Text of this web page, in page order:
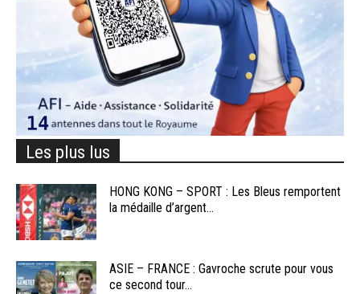
Les plus lus
HONG KONG – SPORT : Les Bleus remportent
la médaille d’argent...
ASIE – FRANCE : Gavroche scrute pour vous
ce second tour...